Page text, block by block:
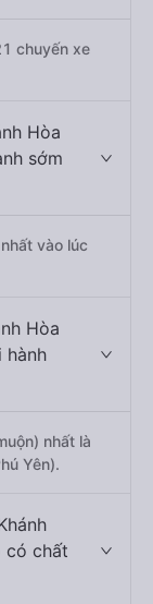
chuyến xe
Hòa
sớm
vào lúc
Hòa
hành
nhất là
Yên).
có chất